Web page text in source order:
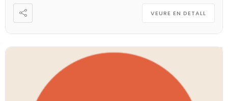
VEURE EN DETALL